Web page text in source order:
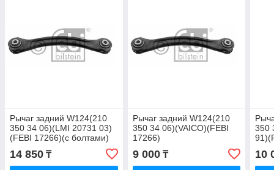
Рычаг задний W124(210
350 34 06)(LMI 20731 03)
(FEBI 17266)(с болтами)
14 850 ₸
Рычаг задний W124(210
350 34 06)(VAICO)(FEBI
17266)
9 000₸
350
10